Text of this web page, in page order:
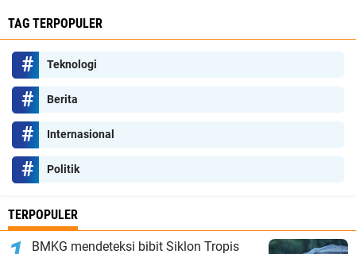
TAG TERPOPULER
Teknologi
Berita
Internasional
Politik
TERPOPULER
BMKG mendeteksi bibit Siklon Tropis